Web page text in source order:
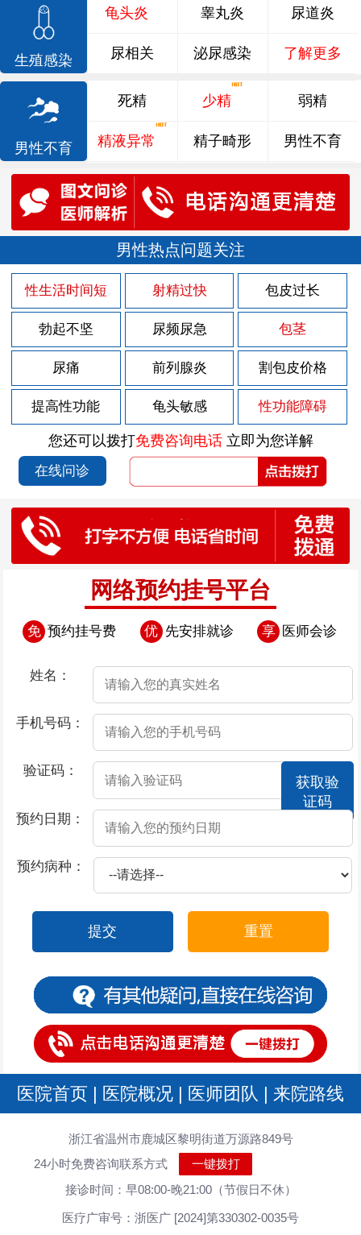
生殖感染
龟头炎 睾丸炎 尿道炎
尿相关 泌尿感染 了解更多
男性不育
死精 少精 弱精
精液异常 精子畸形 男性不育
男性热点问题关注
性生活时间短 射精过快 包皮过长
勃起不坚 尿频尿急 包茎
尿痛 前列腺炎 割包皮价格
提高性功能 龟头敏感 性功能障碍
您还可以拨打免费咨询电话立即为您详解
在线问诊
网络预约挂号平台
免 预约挂号费 优 先安排就诊 享 医师会诊
姓名：
手机号码：
验证码：
获取验
证码
预约日期：
预约病种：
提交 重置
医院首页 | 医院概况 | 医师团队 | 来院路线
浙江省温州市鹿城区黎明街道万源路849号
24小时免费咨询联系方式
一键拨打
接诊时间：早08:00-晚21:00（节假日不休）
医疗广审号：浙医广 [2024]第330302-0035号